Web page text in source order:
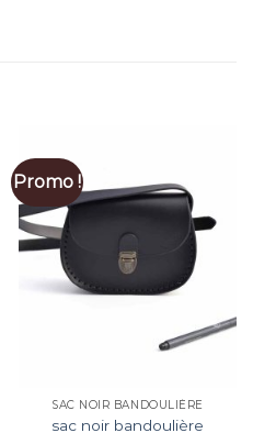
Promo !
SAC NOIR BANDOULIÈRE
sac noir bandoulière